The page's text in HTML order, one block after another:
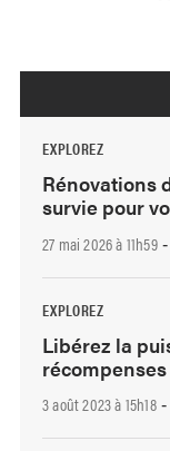
EXPLOREZ
Rénovations
survie pour
27 mai 2026 à 11h59-
EXPLOREZ
Libérez la
3 août 2023 à 15h18-